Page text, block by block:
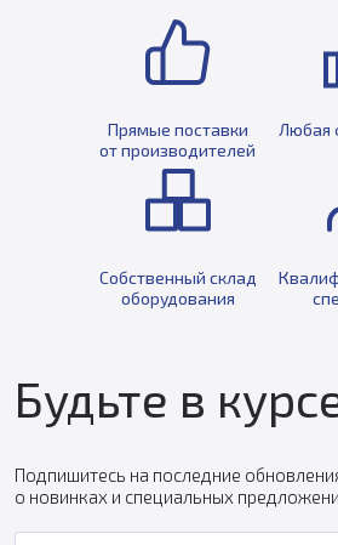
Прямые поставки
от производителей
Любая
Собственный склад
оборудования
Будьте в
Подпишитесь на последние
о новинках и специальных